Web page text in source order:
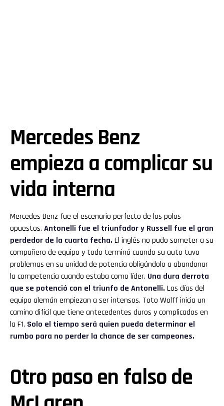
Mercedes Benz
empieza a complicar su
vida interna
Mercedes Benz fue el escenario perfecto de los polos
opuestos. Antonelli fue el triunfador y Russell fue el gran
perdedor de la cuarta fecha. El inglés no pudo someter a su
compañero de equipo y todo terminó cuando su auto tuvo
problemas en su unidad de potencia obligándolo a abandonar
la competencia cuando estaba como líder. Una dura derrota
que se potenció con el triunfo de Antonelli. Los días del
equipo alemán empiezan a ser intensos. Toto Wolff inicia un
camino difícil que tiene antecedentes duros y complicados en
la F1. Solo el tiempo será quien pueda determinar el
rumbo para no perder la chance de ser campeones.
Otro paso en falso de